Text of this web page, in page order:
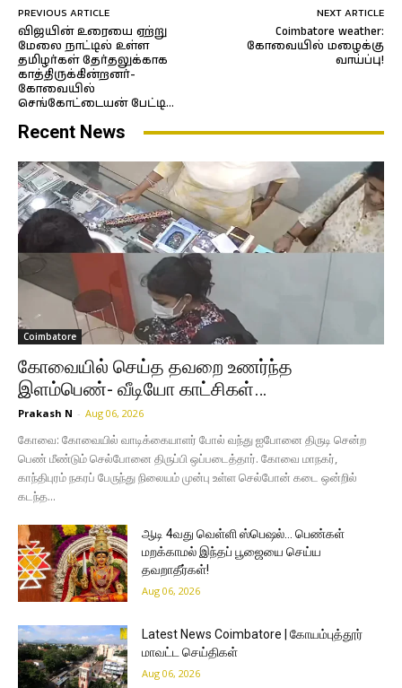
PREVIOUS ARTICLE
விஜயின் உரையை ஏற்று
மேலை நாட்டில் உள்ள
தமிழர்கள் தேர்தலுக்காக
காத்திருக்கின்றனர்-
கோவையில்
செங்கோட்டையன் பேட்டி…
NEXT ARTICLE
Coimbatore weather:
கோவையில் மழைக்கு
வாய்ப்பு!
Recent News
Coimbatore
கோவையில் செய்த தவறை உணர்ந்த
இளம்பெண்- வீடியோ காட்சிகள்…
Prakash N - Aug 06, 2026
கோவை: கோவையில் வாடிக்கையாளர் போல் வந்து ஐபோனை திருடி சென்ற
பெண் மீண்டும் செல்போனை திருப்பி ஒப்படைத்தார். கோவை மாநகர்,
காந்திபுரம் நகரப் பேருந்து நிலையம் முன்பு உள்ள செல்போன் கடை ஒன்றில்
கடந்த...
ஆடி 4வது வெள்ளி ஸ்பெஷல்… பெண்கள்
மறக்காமல் இந்தப் பூஜையை செய்ய
தவறாதீர்கள்!
Aug 06, 2026
Latest News Coimbatore | கோயம்புத்தூர்
மாவட்ட செய்திகள்
Aug 06, 2026